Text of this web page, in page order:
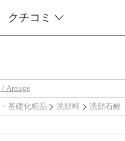
クチコミ
Arouge
基礎化粧品 洗顔料
洗顔石鹸